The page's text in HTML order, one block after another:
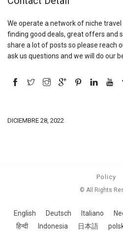
We operate a network of niche
finding good deals, great offers and
share a lot of posts so please reach
ask us questions and we will do our
DICIEMBRE 28, 2022
Policy
© All Rights
English Deutsch Italiano
हिन्दी
Indonesia 日本語